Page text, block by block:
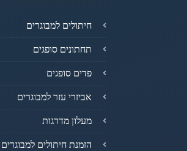
חיתולים למבוגרים
תחתונים סופגים
פדים סופגים
אביזרי עזר למבוגרים
מעלון מדרגות
הזמנת חיתולים למבוגרים